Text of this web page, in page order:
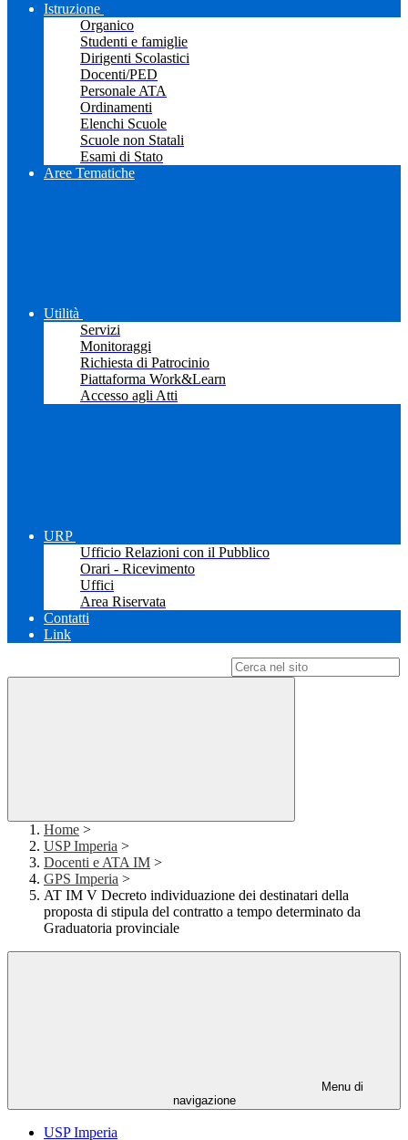
Istruzione
Organico
Studenti e famiglie
Dirigenti Scolastici
Docenti/PED
Personale ATA
Ordinamenti
Elenchi Scuole
Scuole non Statali
Esami di Stato
Aree Tematiche
Utilità
Servizi
Monitoraggi
Richiesta di Patrocinio
Piattaforma Work&Learn
Accesso agli Atti
URP
Ufficio Relazioni con il Pubblico
Orari - Ricevimento
Uffici
Area Riservata
Contatti
Link
Home >
USP Imperia >
Docenti e ATA IM >
GPS Imperia >
AT IM V Decreto individuazione dei destinatari della
proposta di stipula del contratto a tempo determinato da
Graduatoria provinciale
Menu di
navigazione
USP Imperia